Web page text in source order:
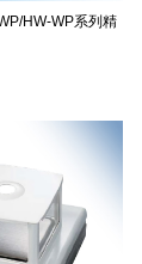
HW-WP系列精